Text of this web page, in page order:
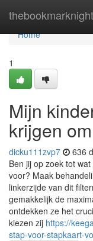
thebookmarknight
Home
Home
1
Mijn
krijgen
dicku111zvp7 636
Ben jij op zoek tot
voor? Maak
linkerzijde van dit
gemakkelijk de
ontdekken ze het
kiezen zij https://
stap-voor-stapkaart-